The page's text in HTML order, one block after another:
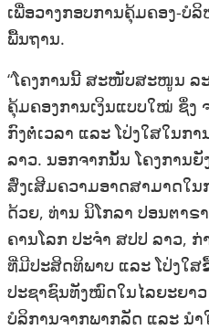
ເພື່ອວາງກອບການຄຸ້ມຄອງ-ບໍ​
ພື້ນຖານ.
“ໂຄງການນີ້ ສະໜັບສະໜູນ ລ
ຄຸ້ມຄອງການເງິນແບບ​ໃໝ່ ​ຊຶ່ງ
ກົງ​ຕໍ່ເວລາ ແລະ ໂປ່ງໃສໃນກ
ລາວ. ນອກ​ຈາກນັ້ນ ໂຄງ​ກາ
ສົ່ງເສີມຄວາມອາດສາມາດໃນ​
ດ້ວຍ, ທ່ານ ນິ​ໂກ​ລາ ປອນ​ຕາ​
ຄານ​ໂລກ ປະ​ຈຳ ສ​ປ​ປ ລາວ, ກ່
ທີ່ມີປະສິດທິພາບ ແລະ ໂປ່ງໃສ
ປະຊາຊົນທັງໝົດໃນໄລຍະຍາ
ບໍລິການ​​ຈາກ​ພາກ​ລັດ ແລະ ນໍ